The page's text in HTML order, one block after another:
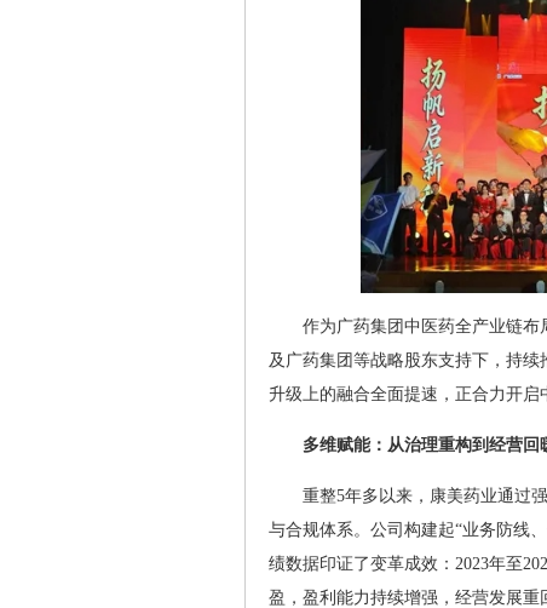
作为广药集团中医药全产业链布
及广药集团等战略股东支持下，持
升级上的融合全面提速，正合力开启
多维赋能：从治理重构到经营回
重整5年多以来，康美药业通过
与合规体系。公司构建起“业务防线
绩数据印证了变革成效：2023年至
盈，盈利能力持续增强，经营发展重